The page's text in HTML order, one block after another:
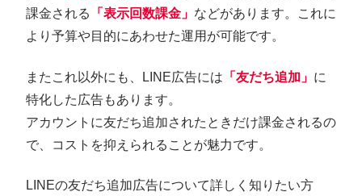
課金される
「表示回数課金」 などがあります。これに
より予算や目的にあわせた運用が可能です。
またこれ以外にも、LINE広告には 「友だち追加」 に
特化した広告もあります。
アカウントに友だち追加されたときだけ課金されるの
で、コストを抑えられることが魅力です。
LINEの友だち追加広告について詳しく知りたい方